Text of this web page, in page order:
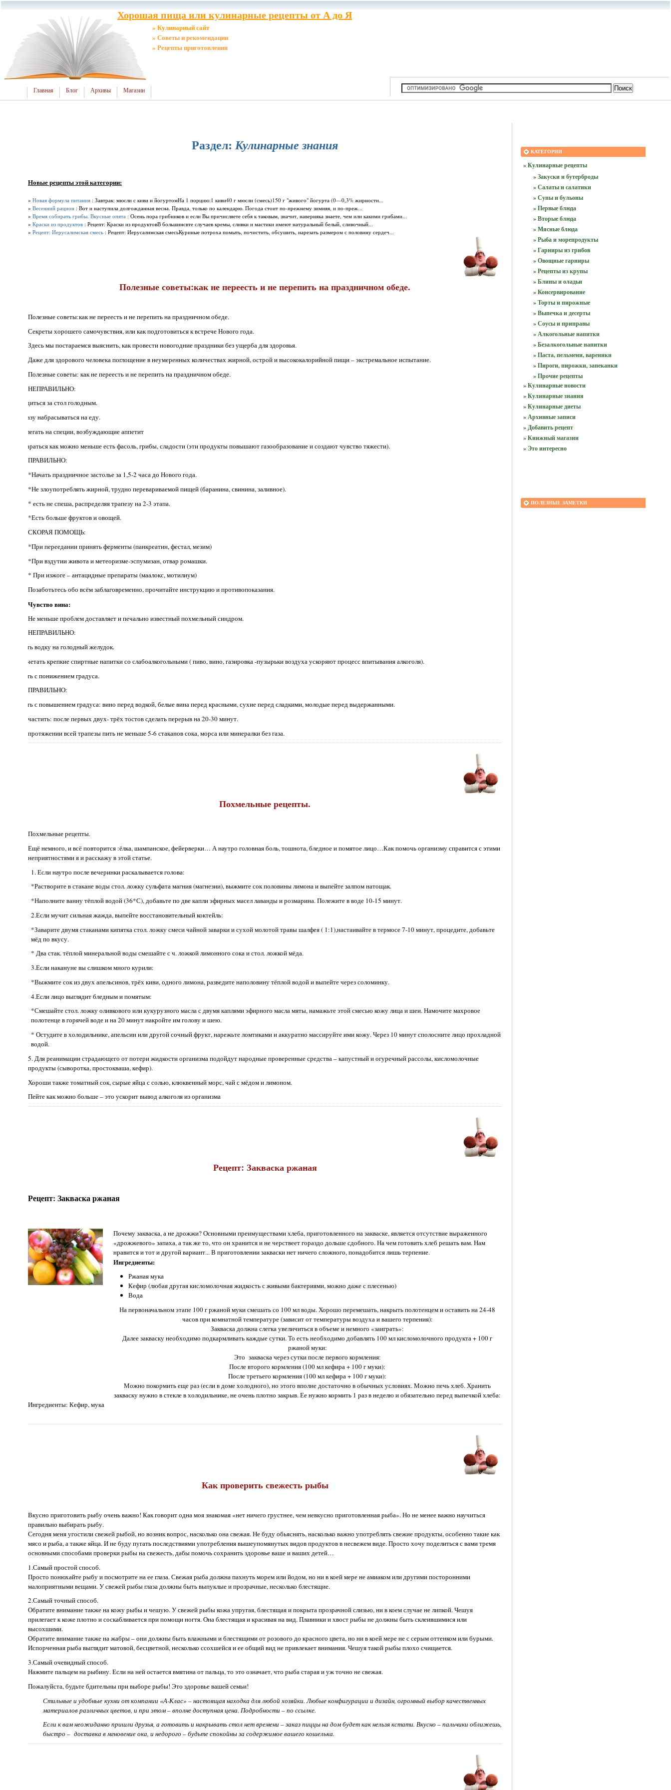
Хорошая пища или кулинарные рецепты от А до Я
» Кулинарный сайт
» Советы и рекомендации
» Рецепты приготовления
Главная Блог Архивы Магазин
Раздел: Кулинарные знания
Новые рецепты этой категории:
» Новая формула питания : Завтрак: мюсли с киви и йогуртомНа 1 порцию:1 киви40 г мюсли (смесь)150 г "живого" йогурта (0—0,3% жирности...
» Весенний рацион : Вот и наступила долгожданная весна. Правда, только по календарю. Погода стоит по-прежнему зимняя, и по-преж...
» Время собирать грибы. Вкусные опята : Осень пора грибников и если Вы причисляете себя к таковым, значит, наверняка знаете, чем или какими грибами...
» Краски из продуктов : Рецепт: Краски из продуктовВ большинсвте случаев кремы, сливки и мастики имеют натуральный белый, сливочный...
» Рецепт: Иерусалимская смесь : Рецепт: Иерусалимская смесьКуриные потроха помыть, почистить, обсушить, нарезать размером с половину сердеч...
Полезные советы:как не переесть и не перепить на праздничном обеде.
Полезные советы:как не переесть и не перепить на праздничном обеде.
Секреты хорошего самочувствия, или как подготовиться к встрече Нового года.
Здесь мы постараемся выяснить, как провести новогодние праздники без ущерба для здоровья.
Даже для здорового человека поглощение в неумеренных количествах жирной, острой и высококалорийной пищи – экстремальное испытание.
Полезные советы: как не переесть и не перепить на праздничном обеде.
НЕПРАВИЛЬНО:
· Садиться за стол голодным.
· Сразу набрасываться на еду.
· Налегать на специи, возбуждающие аппетит
· Стараться как можно меньше есть фасоль, грибы, сладости (эти продукты повышают газообразование и создают чувство тяжести).
ПРАВИЛЬНО:
*Начать праздничное застолье за 1,5-2 часа до Нового года.
*Не злоупотреблять жирной, трудно перевариваемой пищей (баранина, свинина, заливное).
* есть не спеша, распределяя трапезу на 2-3 этапа.
*Есть больше фруктов и овощей.
СКОРАЯ ПОМОЩЬ:
*При переедании принять ферменты (панкреатин, фестал, мезим)
*При вздутии живота и метеоризме-эспумизан, отвар ромашки.
* При изжоге – антацидные препараты (маалокс, мотилиум)
Позаботьтесь обо всём заблаговременно, прочитайте инструкцию и противопоказания.
Чувство вина:
Не меньше проблем доставляет и печально известный похмельный синдром.
НЕПРАВИЛЬНО:
· Пить водку на голодный желудок.
· Сочетать крепкие спиртные напитки со слабоалкогольными ( пиво, вино, газировка -пузырьки воздуха ускоряют процесс впитывания алкоголя).
· Пить с понижением градуса.
ПРАВИЛЬНО:
· Пить с повышением градуса: вино перед водкой, белые вина перед красными, сухие перед сладкими, молодые перед выдержанными.
· Не частить: после первых двух- трёх тостов сделать перерыв на 20-30 минут.
· На протяжении всей трапезы пить не меньше 5-6 стаканов сока, морса или минералки без газа.
Похмельные рецепты.
Похмельные рецепты.
Ещё немного, и всё повторится :ёлка, шампанское, фейерверки… А наутро головная боль, тошнота, бледное и помятое лицо…Как помочь организму справится с этими
неприятностями я и расскажу в этой статье.
1. Если наутро после вечеринки раскалывается голова:
*Растворите в стакане воды стол. ложку сульфата магния (магнезии), выжмите сок половины лимона и выпейте залпом натощак.
*Наполните ванну тёплой водой (36*С), добавьте по две капли эфирных масел лаванды и розмарина. Полежите в воде 10-15 минут.
2.Если мучит сильная жажда, выпейте восстановительный коктейль:
*Заварите двумя стаканами кипятка стол. ложку смеси чайной заварки и сухой молотой травы шалфея ( 1:1),настаивайте в термосе 7-10 минут, процедите, добавьте
мёд по вкусу.
* Два стак. тёплой минеральной воды смешайте с ч. ложкой лимонного сока и стол. ложкой мёда.
3.Если накануне вы слишком много курили:
*Выжмите сок из двух апельсинов, трёх киви, одного лимона, разведите наполовину тёплой водой и выпейте через соломинку.
4.Если лицо выглядит бледным и помятым:
*Смешайте стол. ложку оливкового или кукурузного масла с двумя каплями эфирного масла мяты, намажьте этой смесью кожу лица и шеи. Намочите махровое
полотенце в горячей воде и на 20 минут накройте им голову и шею.
* Остудите в холодильнике, апельсин или другой сочный фрукт, нарежьте ломтиками и аккуратно массируйте ими кожу. Через 10 минут сполосните лицо прохладной
водой.
5. Для реанимации страдающего от потери жидкости организма подойдут народные проверенные средства – капустный и огуречный рассолы, кисломолочные
продукты (сыворотка, простокваша, кефир).
Хороши также томатный сок, сырые яйца с солью, клюквенный морс, чай с мёдом и лимоном.
Пейте как можно больше – это ускорит вывод алкоголя из организма
Рецепт: Закваска ржаная
Рецепт: Закваска ржаная
Почему закваска, а не дрожжи? Основными преимуществами хлеба, приготовленного на закваске, является отсутствие выраженного
«дрожжевого» запаха, а так же то, что он хранится и не черствеет гораздо дольше сдобного. На чем готовить хлеб решать вам. Нам
нравится и тот и другой вариант... В приготовлении закваски нет ничего сложного, понадобится лишь терпение.
Ингредиенты:
Ржаная мука
Кефир (любая другая кисломолочная жидкость с живыми бактериями, можно даже с плесенью)
Вода
На первоначальном этапе 100 г ржаной муки смешать со 100 мл воды. Хорошо перемешать, накрыть полотенцем и оставить на 24-48
часов при комнатной температуре (зависит от температуры воздуха и вашего терпения):
Закваска должна слегка увеличиться в объеме и немного «заиграть»:
Далее закваску необходимо подкармливать каждые сутки. То есть необходимо добавлять 100 мл кисломолочного продукта + 100 г
ржаной муки:
Это закваска через сутки после первого кормления:
После второго кормления (100 мл кефира + 100 г муки):
После третьего кормления (100 мл кефира + 100 г муки):
Можно покормить еще раз (если в доме холодного), но этого вполне достаточно в обычных условиях. Можно печь хлеб. Хранить
закваску нужно в стекле в холодильнике, не очень плотно закрыв. Ее нужно кормить 1 раз в неделю и обязательно перед выпечкой хлеба:
Ингредиенты: Кефир, мука
Как проверить свежесть рыбы
Вкусно приготовить рыбу очень важно! Как говорит одна моя знакомая «нет ничего грустнее, чем невкусно приготовленная рыба». Но не менее важно научиться
правильно выбирать рыбу.
Сегодня меня угостили свежей рыбой, но возник вопрос, насколько она свежая. Не буду обьяснять, насколько важно употреблять свежие продукты, особенно такие как
мясо и рыба, а также яйца. И не буду пугать последствиями употребления вышеупомянутых видов продуктов в несвежем виде. Просто хочу поделиться с вами тремя
основными способами проверки рыбы на свежесть, дабы помочь сохранить здоровье ваше и ваших детей…
1.Самый простой способ.
Просто понюхайте рыбу и посмотрите на ее глаза. Свежая рыба должна пахнуть морем или йодом, но ни в коей мере не амиаком или другими посторонними
малоприятными вещами. У свежей рыбы глаза должны быть выпуклые и прозрачные, несколько блестящие.
2.Самый точный способ.
Обратите внимание также на кожу рыбы и чешую. У свежей рыбы кожа упругая, блестящая и покрыта прозрачной слизью, ни в коем случае не липкой. Чешуя
прилегает к коже плотно и соскабливается при помощи ногтя. Она блестящая и красивая на вид. Плавники и хвост рыбы не должны быть склеившимися или
высохшими.
Обратите внимание также на жабры – они должны быть влажными и блестящими от розового до красного цвета, но ни в коей мере не с серым оттенком или бурыми.
Испорченная рыба выглядит матовой, бесцветной, несколько ссохшейся и ее общий вид не привлекает внимания. Чешуя такой рыбы плохо счищается.
3.Самый очевидный способ.
Нажмите пальцем на рыбину. Если на ней остается вмятина от пальца, то это означает, что рыба старая и уж точно не свежая.
Пожалуйста, будьте бдительны при выборе рыбы! Это здоровье вашей семьи!
Стильные и удобные кухни от компании «А-Клас» – настоящая находка для любой хозяйки. Любые конфигурации и дизайн, огромный выбор качественных
материалов различных цветов, и при этом – вполне доступная цена. Подробности – по ссылке.
Если к вам неожиданно пришли друзья, а готовить и накрывать стол нет времени – заказ пиццы на дом будет как нельзя кстати. Вкусно – пальчики оближешь,
быстро – доставка в мгновение ока, и недорого – будьте спокойны за содержимое вашего кошелька.
КАТЕГОРИИ
» Кулинарные рецепты
» Закуски и бутерброды
» Салаты и салатики
» Супы и бульоны
» Первые блюда
» Вторые блюда
» Мясные блюда
» Рыба и морепродукты
» Гарниры из грибов
» Овощные гарниры
» Рецепты из крупы
» Блины и оладьи
» Консервирование
» Торты и пирожные
» Выпечка и десерты
» Соусы и приправы
» Алкогольные напитки
» Безалкогольные напитки
» Паста, пельмени, вареники
» Пироги, пирожки, запеканки
» Прочие рецепты
» Кулинарные новости
» Кулинарные знания
» Кулинарные диеты
» Архивные записи
» Добавить рецепт
» Книжный магазин
» Это интересно
ПОЛЕЗНЫЕ ЗАМЕТКИ